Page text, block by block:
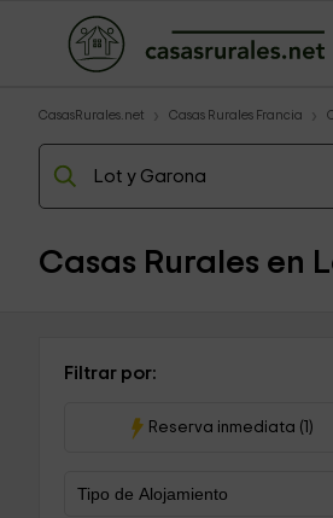
CasasRurales.net Casas Rurales Francia
Casas Rurales en
Filtrar por:
Reserva inmediata (1)